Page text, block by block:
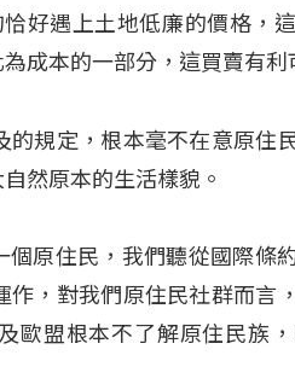
好遇上土地低廉的價格，
成本的一部分，這買賣有利
規定，根本毫不在意原住
然原本的生活樣貌。
原住民，我們聽從國際條
，對我們原住民社群而言
歐盟根本不了解原住民族